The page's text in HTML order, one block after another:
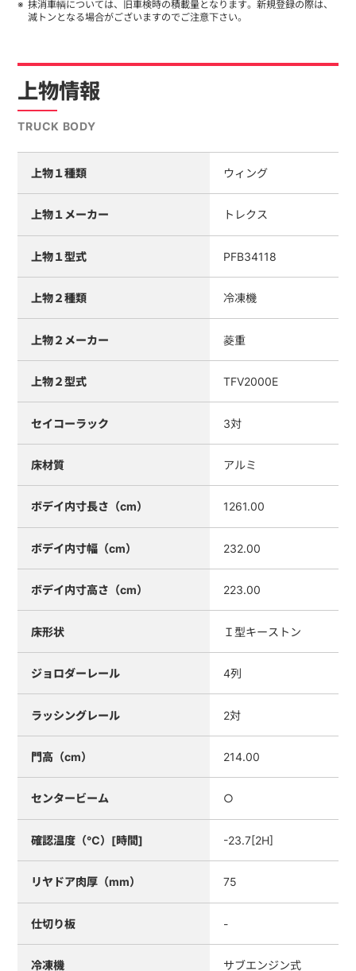
抹消車輌については、旧車検時の積載量となります。新規登録の際は、
減トンとなる場合がございますのでご注意下さい。
上物情報
TRUCK BODY
上物１種類 ウィング
上物１メーカー トレクス
上物１型式 PFB34118
上物２種類 冷凍機
上物２メーカー 菱重
上物２型式 TFV2000E
セイコーラック 3対
床材質 アルミ
ボデイ内寸長さ（cm） 1261.00
ボデイ内寸幅（cm） 232.00
ボデイ内寸高さ（cm） 223.00
床形状 Ｉ型キーストン
ジョロダーレール 4列
ラッシングレール 2対
門高（cm） 214.00
センタービーム ○
確認温度（℃）[時間] -23.7[2H]
リヤドア肉厚（mm） 75
仕切り板 -
冷凍機 サブエンジン式